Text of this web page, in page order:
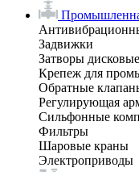
Задвижки
Затворы
Крепеж для
Обратные
Регулирующая
Сильфонные
Фильтры
Шаровые краны
Электроприводы